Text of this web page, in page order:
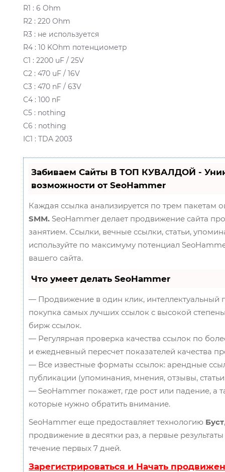
R1 : 6 Ohm
R2 : 220 Ohm
R3 : не используется
R4 : 10 KOhm потенциометр
C1 : 2200 uF / 25V
C2 : 470 uF / 16V
C3 : 470 nF / 63V
C4 : 100 nF
C5 : nothing
C6 : nothing
IC1 : TDA 2003
Забиваем Сайты В ТОП КУВАЛДОЙ -
возможности от SeoHammer
Каждая ссылка анализируется по трем пакетам
SMM. SeoHammer делает продвижение сайта
занятием. Ссылки, вечные ссылки, статьи,
используйте по максимуму потенциал
вашего сайта.
Что умеет делать SeoHammer
— Продвижение в один клик, интеллектуальный
покупка самых лучших ссылок с высокой
бирж ссылок.
— Регулярная проверка качества ссылок по
и ежедневный пересчет показателей качества
— Все известные форматы ссылок: арендные
публикации (упоминания, мнения, отзывы,
— SeoHammer покажет, где рост или падение, а
которые нужно обратить внимание.
SeoHammer еще предоставляет технологию Буст
продвижение в десятки раз, а первые
течение первых 7 дней.
Зарегистрироваться и Начать